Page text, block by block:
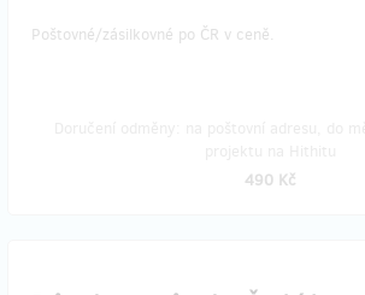
Poštovné/zásilkovné po ČR v ceně.
490 Kč